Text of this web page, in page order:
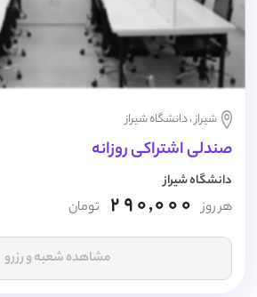
شیراز ، دانشگاه شیراز
صندلی اشتراکی روزانه
دانشگاه شیراز
هر روز 290,000 تومان
مشاهده شعبه و رزرو